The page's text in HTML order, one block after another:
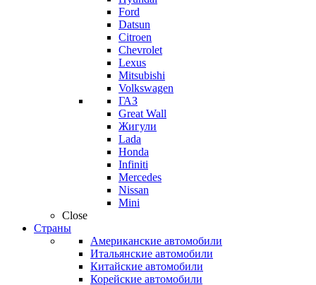
Ford
Datsun
Citroen
Chevrolet
Lexus
Mitsubishi
Volkswagen
ГАЗ
Great Wall
Жигули
Lada
Honda
Infiniti
Mercedes
Nissan
Mini
Close
Страны
Американские автомобили
Итальянские автомобили
Китайские автомобили
Корейские автомобили